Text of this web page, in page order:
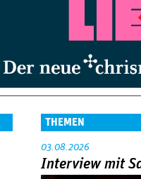
THEMEN
03.08.2026
Interview mit